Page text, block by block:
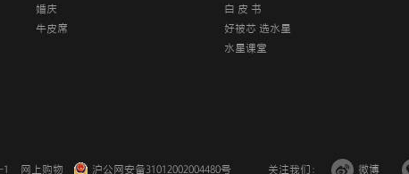
婚庆
牛皮席
白 皮 书
好被芯 选水星
水星课堂
网上购物 沪公网安备31012002004480号 关注我们： 微博